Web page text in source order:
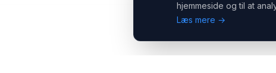
hjemmeside og til at
Læs mere →